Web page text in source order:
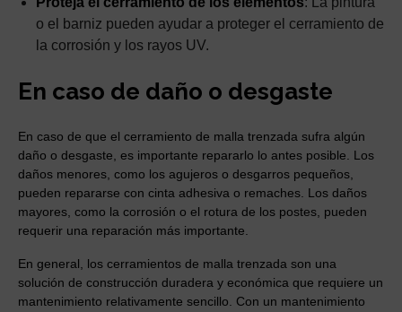
o el barniz pueden ayudar a proteger el cerramiento de
la corrosión y los rayos UV.
En caso de daño o desgaste
En caso de que el cerramiento de malla trenzada sufra algún
daño o desgaste, es importante repararlo lo antes posible. Los
daños menores, como los agujeros o desgarros pequeños,
pueden repararse con cinta adhesiva o remaches. Los daños
mayores, como la corrosión o el rotura de los postes, pueden
requerir una reparación más importante.
En general, los cerramientos de malla trenzada son una
solución de construcción duradera y económica que requiere un
mantenimiento relativamente sencillo. Con un mantenimiento